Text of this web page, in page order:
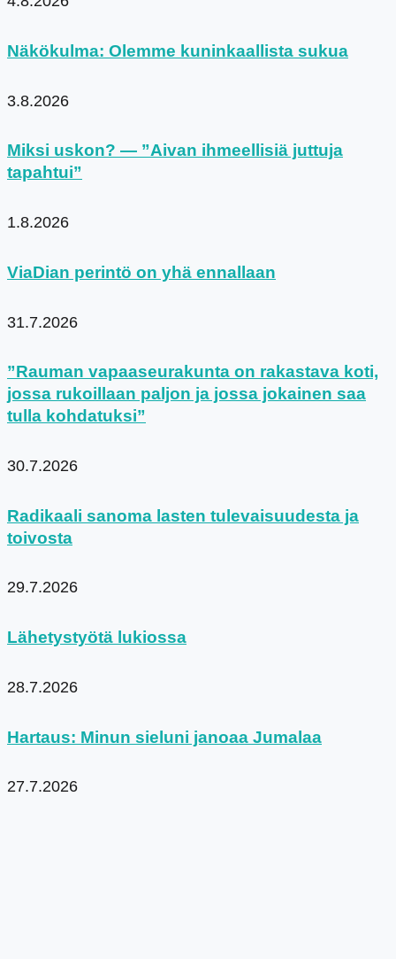
Näkökulma: Olemme kuninkaallista sukua
3.8.2026
Miksi uskon? — ”Aivan ihmeellisiä juttuja
tapahtui”
1.8.2026
ViaDian perintö on yhä ennallaan
31.7.2026
”Rauman vapaaseurakunta on rakastava koti,
jossa rukoillaan paljon ja jossa jokainen saa
tulla kohdatuksi”
30.7.2026
Radikaali sanoma lasten tulevaisuudesta ja
toivosta
29.7.2026
Lähetystyötä lukiossa
28.7.2026
Hartaus: Minun sieluni janoaa Jumalaa
27.7.2026